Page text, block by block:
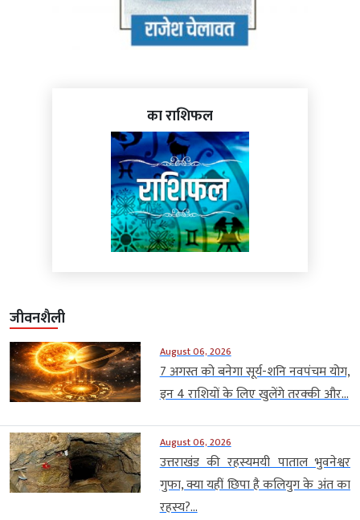
का राशिफल
जीवनशैली
August 06, 2026
7 अगस्त को बनेगा सूर्य-शनि नवपंचम योग,
इन 4 राशियों के लिए खुलेंगे तरक्की और...
August 06, 2026
उत्तराखंड की रहस्यमयी पाताल भुवनेश्वर
गुफा, क्या यहीं छिपा है कलियुग के अंत का
रहस्य?...